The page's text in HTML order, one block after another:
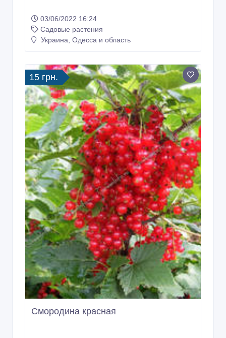
Махровые травянистые пионы из
частной коллекции
03/06/2022 16:24
Садовые растения
Украина, Одесса и область
15 грн.